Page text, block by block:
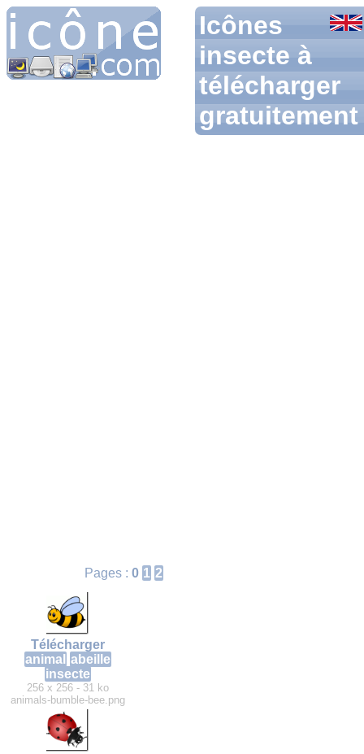
Icônes
insecte à
télécharger
gratuitement
Pages : 0 1 2
Télécharger
animal abeille
insecte
256 x 256 - 31 ko
animals-bumble-bee.png